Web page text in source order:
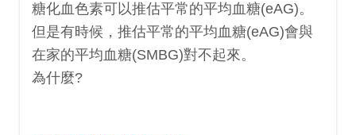
糖化血色素可以推估平常的平均血糖(eAG)。
但是有時候，推估平常的平均血糖(eAG)會與
在家的平均血糖(SMBG)對不起來。
為什麼?